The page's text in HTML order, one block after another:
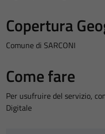
Copertura
Comune di SARCONI
Come fare
Per usufruire del servizio,
Digitale